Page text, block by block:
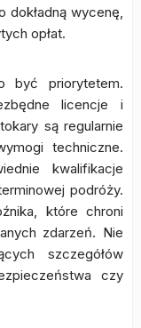
dokładną wycenę,
opłat.
być priorytetem.
licencje i
są regularnie
techniczne.
kwalifikacje
podróży.
które chroni
zdarzeń. Nie
szczegółów
czy